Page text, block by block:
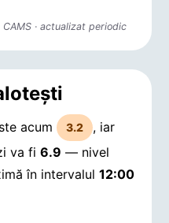
· actualizat periodic
acum 3.2
, iar
va fi6.9 — nivel
în intervalul12:00